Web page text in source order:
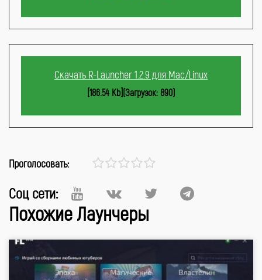
Скачать R-Launcher 1.2.9 для Mac/Linux
[186.54 Kb](Загрузок: 890)
Проголосовать:
Соц сети:
Похожие Лаунчеры